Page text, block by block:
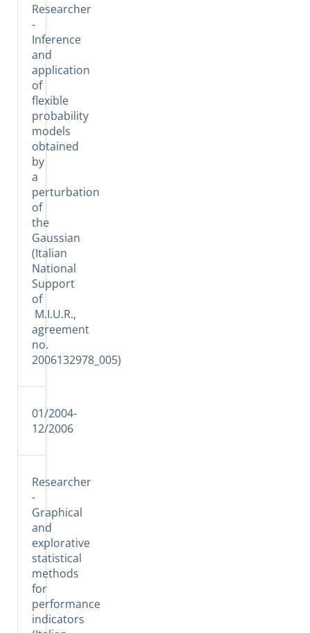
Researcher
-
Inference
and
application
of
flexible
probability
models
obtained
by
a
perturbation
of
the
Gaussian
(Italian
National
Support
of
M.I.U.R.,
agreement
no.
2006132978_005)
01/2004-
12/2006
Researcher
-
Graphical
and
explorative
statistical
methods
for
performance
indicators